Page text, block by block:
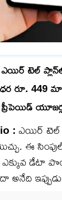
టెల్
ధర రూ.
: ఎయిర్ టెల్
ఈ
ఎక్కువ డేటా
అనేది ఇప్పుడు